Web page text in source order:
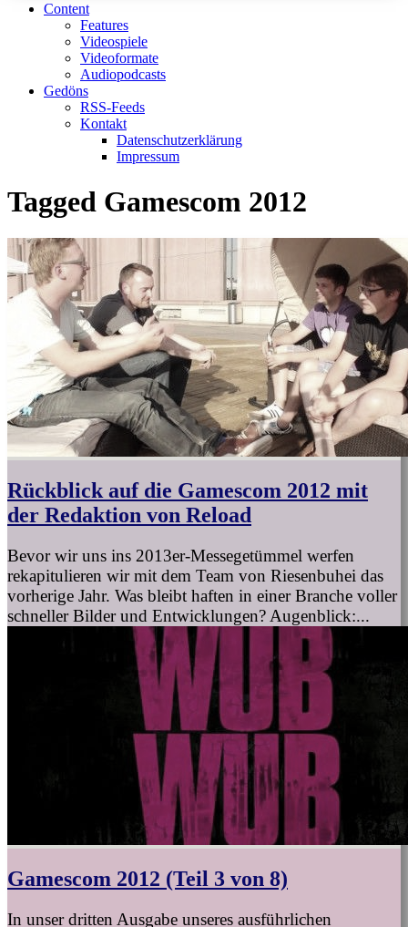
Content
Features
Videospiele
Videoformate
Audiopodcasts
Gedöns
RSS-Feeds
Kontakt
Datenschutzerklärung
Impressum
Tagged Gamescom 2012
Rückblick auf die Gamescom 2012 mit
der Redaktion von Reload
Bevor wir uns ins 2013er-Messegetümmel werfen
rekapitulieren wir mit dem Team von Riesenbuhei das
vorherige Jahr. Was bleibt haften in einer Branche voller
schneller Bilder und Entwicklungen? Augenblick:...
Gamescom 2012 (Teil 3 von 8)
In unser dritten Ausgabe unseres ausführlichen